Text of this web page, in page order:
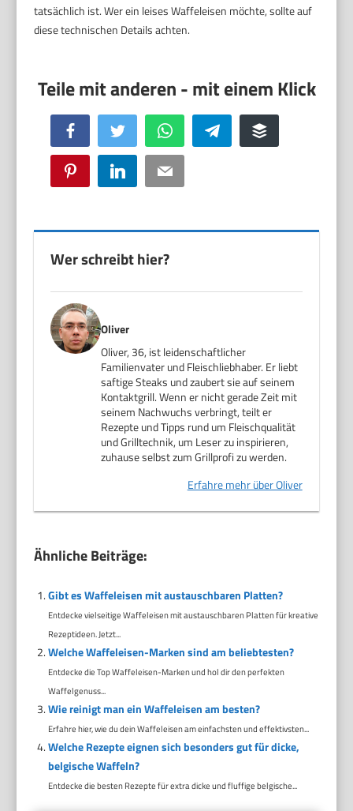
tatsächlich ist. Wer ein leises Waffeleisen möchte, sollte auf
diese technischen Details achten.
Facebook Twitter WhatsApp Telegram Buffer
Pinterest LinkedIn Email
Wer schreibt hier?
Oliver
Oliver, 36, ist leidenschaftlicher
Familienvater und Fleischliebhaber. Er liebt
saftige Steaks und zaubert sie auf seinem
Kontaktgrill. Wenn er nicht gerade Zeit mit
seinem Nachwuchs verbringt, teilt er
Rezepte und Tipps rund um Fleischqualität
und Grilltechnik, um Leser zu inspirieren,
zuhause selbst zum Grillprofi zu werden.
Erfahre mehr über Oliver
Ähnliche Beiträge:
Gibt es Waffeleisen mit austauschbaren Platten?
Entdecke vielseitige Waffeleisen mit austauschbaren Platten für kreative
Rezeptideen. Jetzt...
Welche Waffeleisen-Marken sind am beliebtesten?
Entdecke die Top Waffeleisen-Marken und hol dir den perfekten
Waffelgenuss...
Wie reinigt man ein Waffeleisen am besten?
Erfahre hier, wie du dein Waffeleisen am einfachsten und effektivsten...
Welche Rezepte eignen sich besonders gut für dicke,
belgische Waffeln?
Entdecke die besten Rezepte für extra dicke und fluffige belgische...